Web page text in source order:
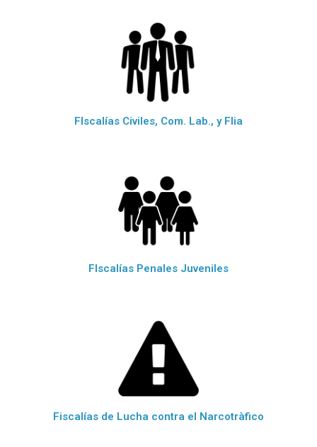
FIscalías Civiles, Com. Lab., y Flia
FIscalías Penales Juveniles
Fiscalías de Lucha contra el Narcotràfico